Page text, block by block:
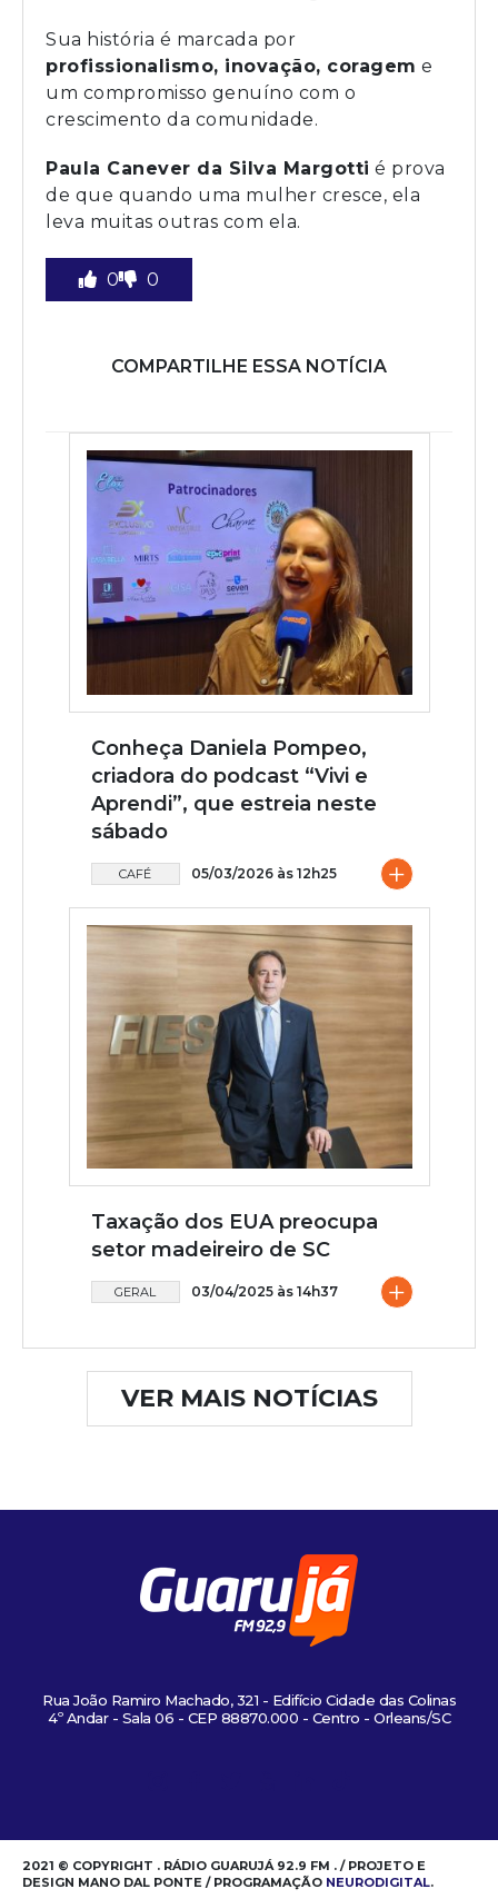
Sua história é marcada por
profissionalismo, inovação, coragem e
um compromisso genuíno com o
crescimento da comunidade.
Paula Canever da Silva Margotti é prova
de que quando uma mulher cresce, ela
leva muitas outras com ela.
0 0
COMPARTILHE ESSA NOTÍCIA
Conheça Daniela Pompeo,
criadora do podcast “Vivi e
Aprendi”, que estreia neste
sábado
CAFÉ 05/03/2026 às 12h25 +
Taxação dos EUA preocupa
setor madeireiro de SC
GERAL 03/04/2025 às 14h37 +
VER MAIS NOTÍCIAS
Rua João Ramiro Machado, 321 - Edifício Cidade das Colinas
4º Andar - Sala 06 - CEP 88870.000 - Centro - Orleans/SC
2021 © COPYRIGHT . RÁDIO GUARUJÁ 92.9 FM . / PROJETO E
DESIGN MANO DAL PONTE / PROGRAMAÇÃO NEURODIGITAL.